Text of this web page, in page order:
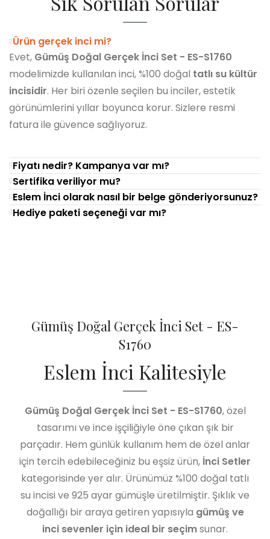
Ürün gerçek inci mi?
Evet, Gümüş Doğal Gerçek İnci Set - ES-S1760
modelimizde kullanılan inci, %100 doğal tatlı su kültür
incisidir. Her biri özenle seçilen bu inciler, estetik
görünümlerini yıllar boyunca korur. Sizlere resmi
fatura ile güvence sağlıyoruz.
Fiyatı nedir? Kampanya var mı?
Sertifika veriliyor mu?
Eslem İnci olarak nasıl bir belge gönderiyorsunuz?
Hediye paketi seçeneği var mı?
Gümüş Doğal Gerçek İnci Set - ES-
S1760
Eslem İnci Kalitesiyle
Gümüş Doğal Gerçek İnci Set - ES-S1760, özel
tasarımı ve ince işçiliğiyle öne çıkan şık bir
parçadır. Hem günlük kullanım hem de özel anlar
için tercih edebileceğiniz bu eşsiz ürün, İnci Setler
kategorisinde yer alır. Ürünümüz %100 doğal tatlı
su incisi ve 925 ayar gümüşle üretilmiştir. Şıklık ve
doğallığı bir araya getiren yapısıyla gümüş ve
inci sevenler için ideal bir seçimsunar.